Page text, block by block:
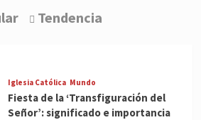
Tendencia
Iglesia Católica Mundo
Fiesta de la ‘Transfiguración del
Señor’: significado e importancia